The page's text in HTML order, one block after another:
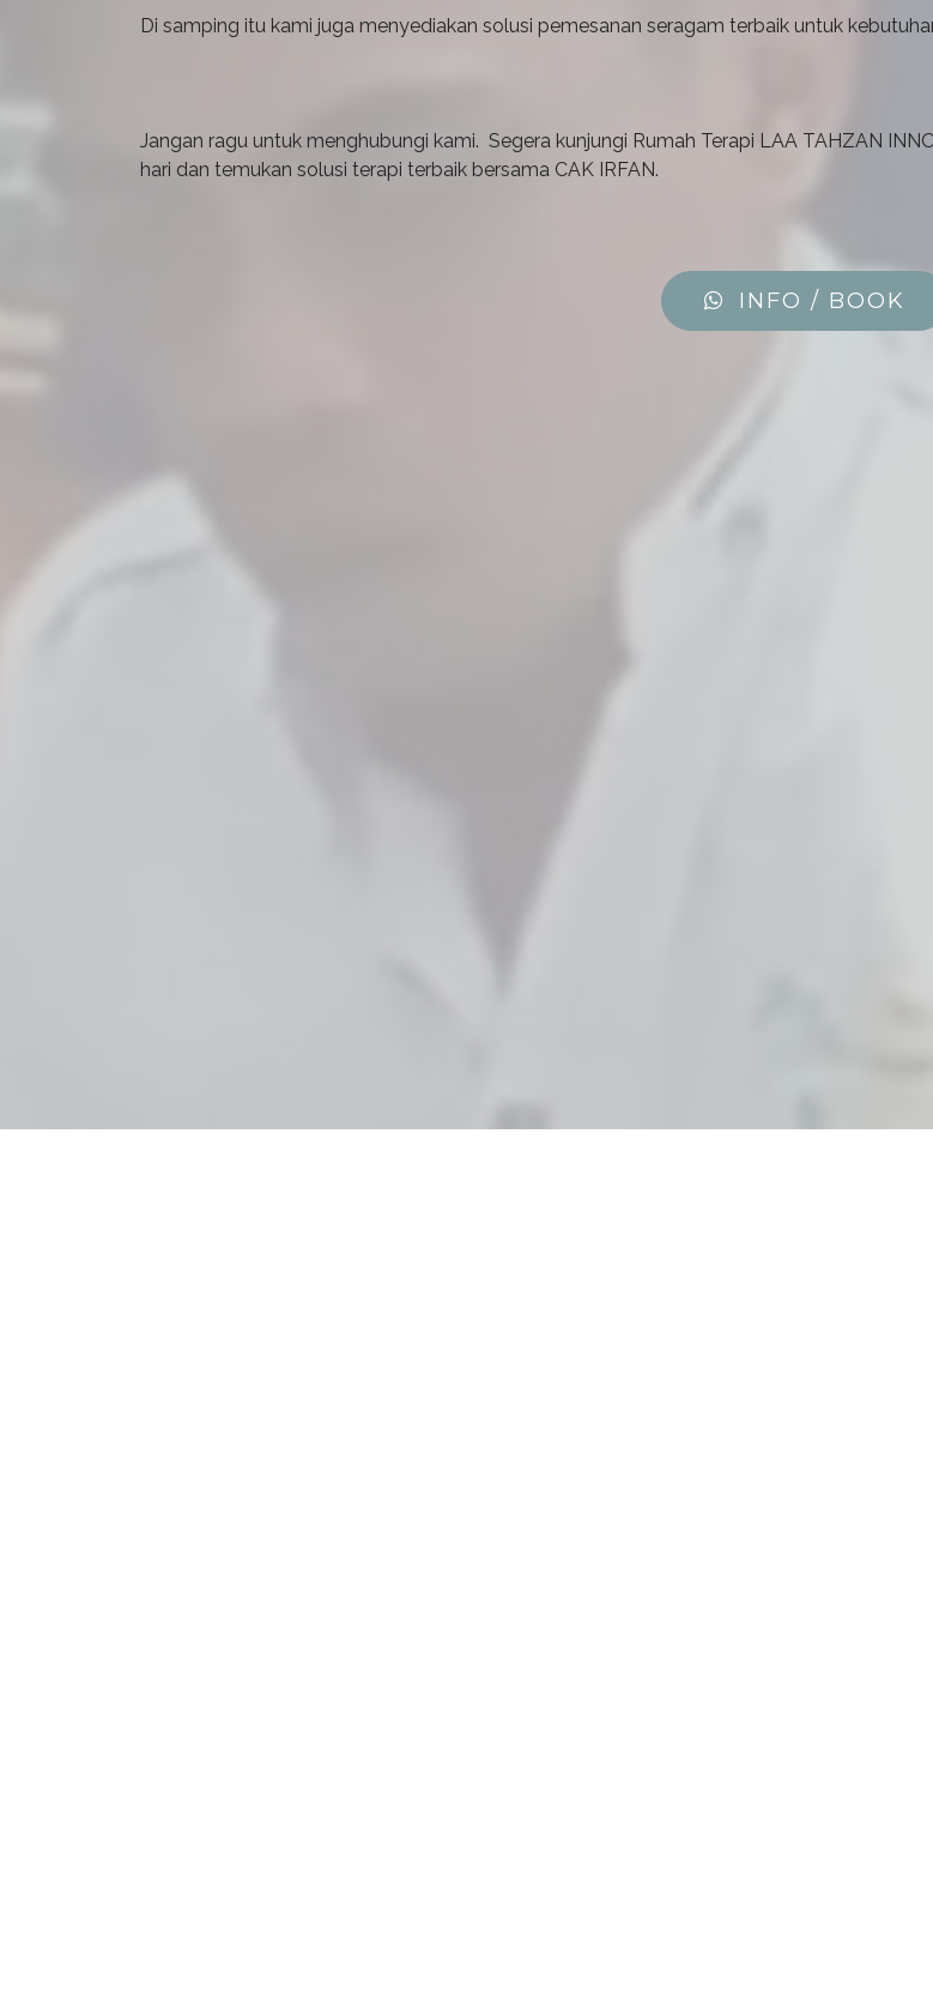
Di samping itu kami juga menyediakan solusi pemesanan seragam terbaik untuk
Jangan ragu untuk menghubungi kami. Segera kunjungi Rumah Terapi LAA TAHZAN
hari dan temukan solusi terapi terbaik bersama CAK IRFAN.
INFO / BOOK